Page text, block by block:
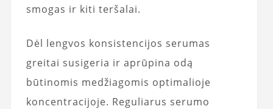
smogas ir kiti teršalai.
Dėl lengvos konsistencijos serumas
greitai susigeria ir aprūpina odą
būtinomis medžiagomis optimalioje
koncentracijoje. Reguliarus serumo